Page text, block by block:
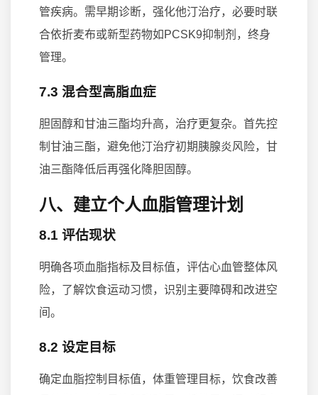
管疾病。需早期诊断，强化他汀治疗，必要时联
合依折麦布或新型药物如PCSK9抑制剂，终身
管理。
7.3 混合型高脂血症
胆固醇和甘油三酯均升高，治疗更复杂。首先控
制甘油三酯，避免他汀治疗初期胰腺炎风险，甘
油三酯降低后再强化降胆固醇。
八、建立个人血脂管理计划
8.1 评估现状
明确各项血脂指标及目标值，评估心血管整体风
险，了解饮食运动习惯，识别主要障碍和改进空
间。
8.2 设定目标
确定血脂控制目标值，体重管理目标，饮食改善